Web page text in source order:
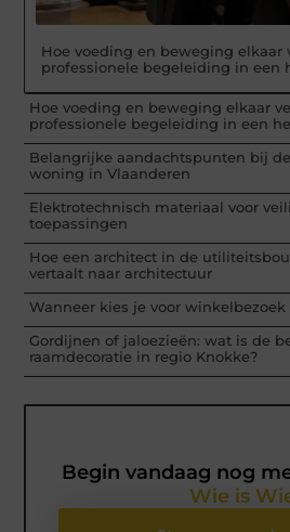
Hoe voeding en beweging elkaar
professionele begeleiding in een
Hoe voeding en beweging elkaar
professionele begeleiding in een
Belangrijke aandachtspunten bij
woning in Vlaanderen
Elektrotechnisch materiaal voor
toepassingen
Hoe een architect in de
vertaalt naar architectuur
Wanneer kies je voor
Gordijnen of jaloezieën: wat is de
raamdecoratie in regio Knokke?
Begin vandaag nog
Wie is